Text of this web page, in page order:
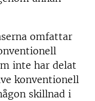
omfattar
inte har delat
konventionell
skillnad i